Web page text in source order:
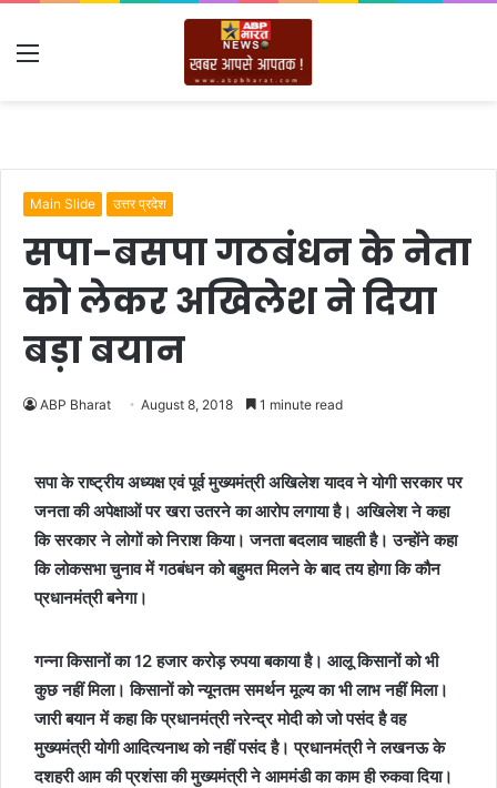
Menu
Main Slide उत्तर प्रदेश
सपा-बसपा गठबंधन के नेता
को लेकर अखिलेश ने दिया
बड़ा बयान
ABP Bharat August 8, 2018 1 minute read
सपा के राष्ट्रीय अध्यक्ष एवं पूर्व मुख्यमंत्री अखिलेश यादव ने योगी सरकार पर
जनता की अपेक्षाओं पर खरा उतरने का आरोप लगाया है। अखिलेश ने कहा
कि सरकार ने लोगों को निराश किया। जनता बदलाव चाहती है। उन्होंने कहा
कि लोकसभा चुनाव में गठबंधन को बहुमत मिलने के बाद तय होगा कि कौन
प्रधानमंत्री बनेगा।
गन्ना किसानों का 12 हजार करोड़ रुपया बकाया है। आलू किसानों को भी
कुछ नहीं मिला। किसानों को न्यूनतम समर्थन मूल्य का भी लाभ नहीं मिला।
जारी बयान में कहा कि प्रधानमंत्री नरेन्द्र मोदी को जो पसंद है वह
मुख्यमंत्री योगी आदित्यनाथ को नहीं पसंद है। प्रधानमंत्री ने लखनऊ के
दशहरी आम की प्रशंसा की मुख्यमंत्री ने आममंडी का काम ही रुकवा दिया।